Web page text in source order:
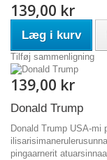
139,00 kr
Læg i kurv
Tilføj sammenligning
139,00 kr
Donald Trump
Donald Trump USA-mi
pingaarnerit